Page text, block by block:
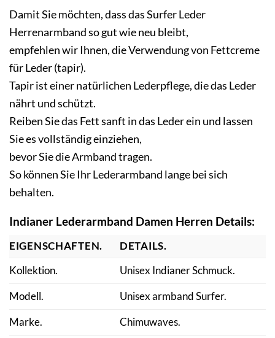
Damit Sie möchten, dass dasSurfer Leder
Herrenarmbandso gut wie neu bleibt,
empfehlen wir Ihnen, die Verwendung von Fettcreme
für Leder (tapir).
Tapir ist einer natürlichen Lederpflege, die das Leder
nährt und schützt.
Reiben Sie das Fett sanft in das Leder ein und lassen
Sie es vollständig einziehen,
bevor Sie die Armband tragen.
So können SieIhr Lederarmband lange bei sich
behalten.
Indianer Lederarmband Damen Herren Details:
EIGENSCHAFTEN.
DETAILS.
Kollektion.
Unisex Indianer Schmuck.
Modell. Unisex armband Surfer.
Marke. Chimuwaves.